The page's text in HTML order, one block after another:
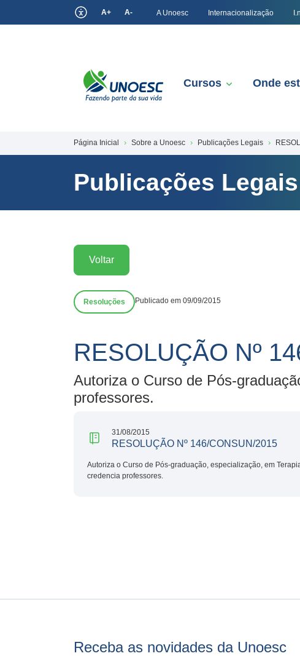
A+ A- A Unoesc Internacionalização
Cursos Onde
Página Inicial Sobre a Unoesc Publicações Legais
Publicações Legais
Voltar
Resoluções Publicado em 09/09/2015
RESOLUÇÃO Nº
Autoriza o Curso de Pós-
professores.
31/08/2015
RESOLUÇÃO Nº 146/CONSUN/2015
Autoriza o Curso de Pós-graduação, especialização, em
credencia professores.
Receba as novidades da Unoesc